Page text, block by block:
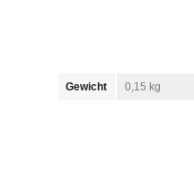
Gewicht 0,15 kg